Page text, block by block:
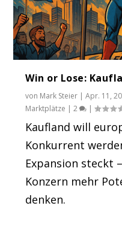
Win or Lose:
von Mark Steier |Apr. 11,
Marktplätze |2 |
Kaufland will
Konkurrent
Expansion steckt
Konzern mehr
denken.